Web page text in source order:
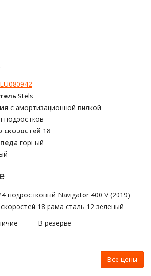
LU080942
Stels
с амортизационной вилкой
подростков
скоростей 18
горный
подростковый Navigator 400 V (2019)
18 рама сталь 12 зеленый
В резерве
Все цены